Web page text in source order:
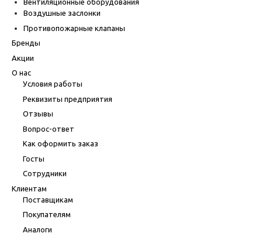
Вентиляционные оборудования
Воздушные заслонки
Противопожарные клапаны
Бренды
Акции
О нас
Условия работы
Реквизиты предприятия
Отзывы
Вопрос-ответ
Как оформить заказ
Госты
Сотрудники
Клиентам
Поставщикам
Покупателям
Аналоги